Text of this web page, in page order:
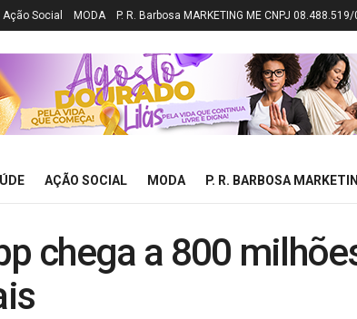
Ação Social MODA P. R. Barbosa MARKETING ME CNPJ
AÇÃO SOCIAL MODA P. R. BARBOSA
chega a 800